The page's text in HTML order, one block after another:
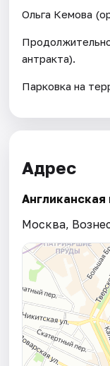
Ольга Кемова
антракта).
Парковка на
Адрес
Москва,